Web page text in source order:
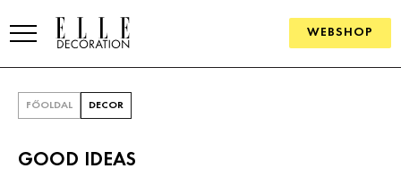
WEBSHOP
FŐOLDAL DECOR
GOOD IDEAS